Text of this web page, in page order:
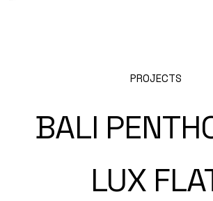
PROJECTS
BALI
LUX